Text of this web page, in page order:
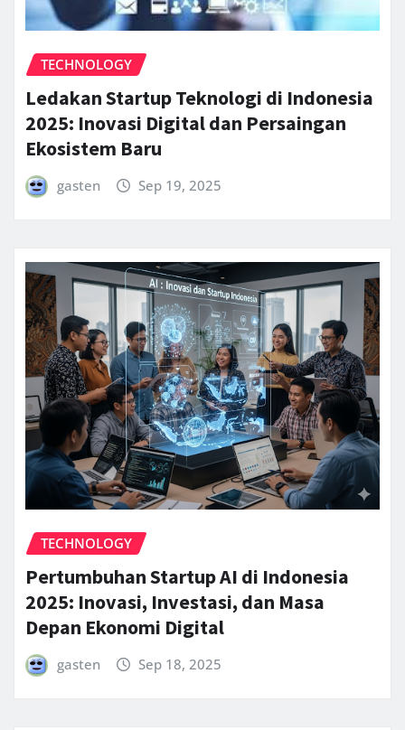
TECHNOLOGY
Ledakan Startup Teknologi di Indonesia
2025: Inovasi Digital dan Persaingan
Ekosistem Baru
gasten Sep 19, 2025
TECHNOLOGY
Pertumbuhan Startup AI di Indonesia
2025: Inovasi, Investasi, dan Masa
Depan Ekonomi Digital
gasten Sep 18, 2025